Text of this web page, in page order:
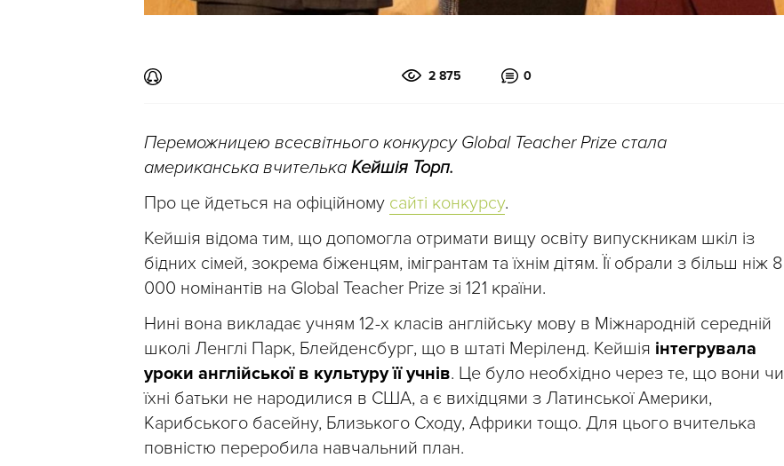
2 875 0
Переможницею всесвітнього конкурсу Global Teacher Prize стала
американська вчителька Кейшія Торп.
Про це йдеться на офіційному сайті конкурсу.
Кейшія відома тим, що допомогла отримати вищу освіту випускникам шкіл із
бідних сімей, зокрема біженцям, імігрантам та їхнім дітям. Її обрали з більш ніж 8
000 номінантів на Global Teacher Prize зі 121 країни.
Нині вона викладає учням 12-х класів англійську мову в Міжнародній середній
школі Ленглі Парк, Блейденсбург, що в штаті Меріленд. Кейшія інтегрувала
уроки англійської в культуру її учнів. Це було необхідно через те, що вони чи
їхні батьки не народилися в США, а є вихідцями з Латинської Америки,
Карибського басейну, Близького Сходу, Африки тощо. Для цього вчителька
повністю переробила навчальний план.